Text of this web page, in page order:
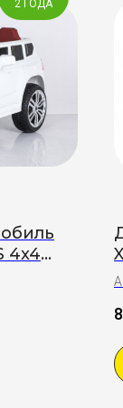
2 ГОДА
4x4